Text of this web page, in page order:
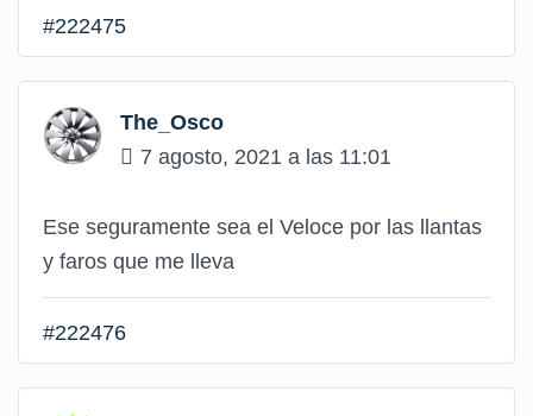
#222475
The_Osco
7 agosto, 2021 a las 11:01
Ese seguramente sea el Veloce por las llantas
y faros que me lleva
#222476